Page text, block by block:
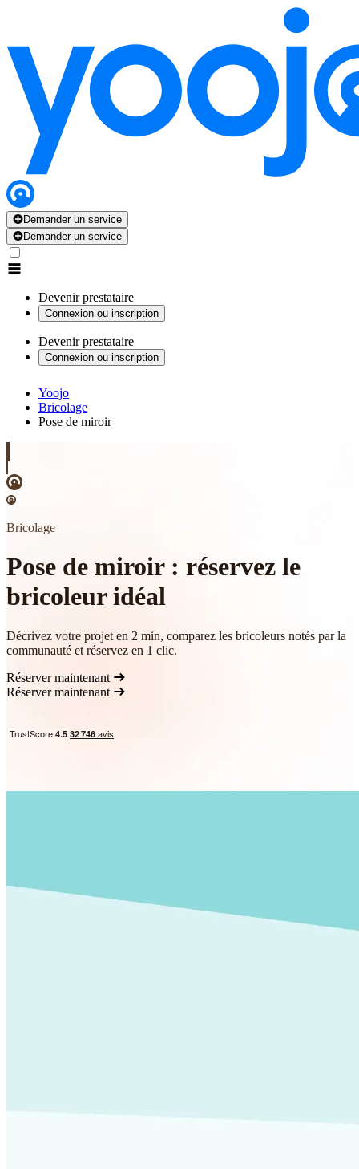
Demander un service
Demander un service
Devenir prestataire
Connexion ou inscription
Devenir prestataire
Connexion ou inscription
Yoojo
Bricolage
Pose de miroir
Bricolage
Pose de miroir : réservez le
bricoleur idéal
Décrivez votre projet en 2 min, comparez les bricoleurs notés par la
communauté et réservez en 1 clic.
Réserver maintenant
Réserver maintenant